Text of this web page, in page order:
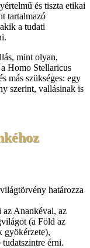
és tiszta etikai
tartalmazó
a tudati
mint olyan,
Homo Stellaricus
más szükséges: egy
szerint, vallásinak is
határozza
az Anankéval, az
(a Föld az
gyökérzete),
érni.